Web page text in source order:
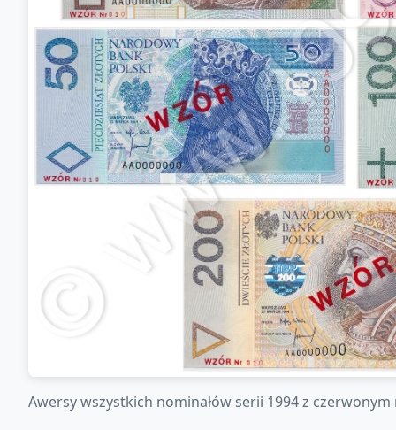
Awersy wszystkich nominałów serii 1994 z